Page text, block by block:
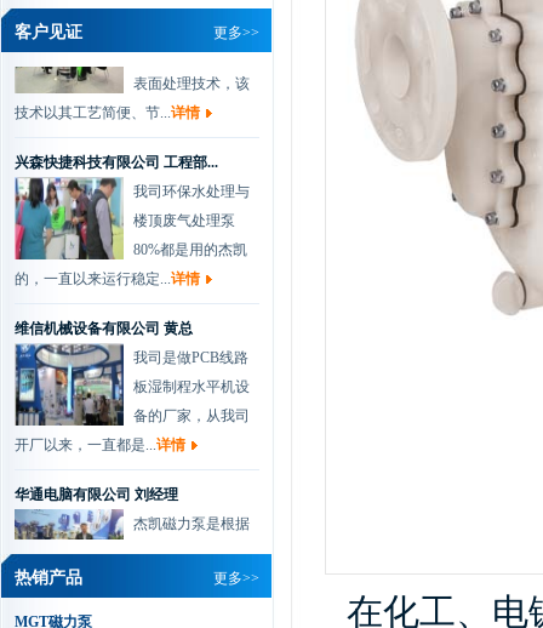
更多>>
客户见证
我们做化学镀过滤
是一种新型的金属
技术以其工艺简便、节...
的，一直以来运行稳定...
开厂以来，一直都是...
取国外新技术，并经公...详情
更多>>
热销产品
MGT磁力泵
在化工、电